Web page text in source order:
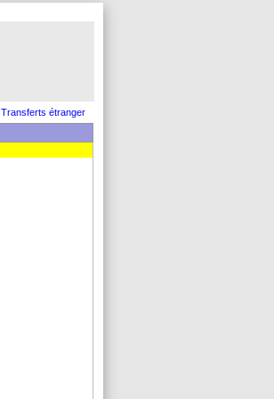
Transferts étranger